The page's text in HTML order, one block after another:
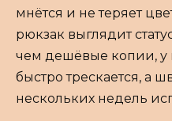
мнётся и не теряет
рюкзак выглядит
чем дешёвые копии, у
быстро трескается, а
нескольких недель